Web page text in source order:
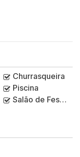
Churrasqueira
Piscina
Salão de Festas